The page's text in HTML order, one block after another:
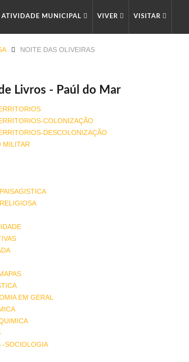
ATIVIDADE MUNICIPAL VIVER VISITAR
NOITE DAS OLIVEIRAS
Livros - Paúl do Mar
COLONIZAÇÃO
DESCOLONIZAÇÃO
MILITAR
EM GERAL
-SOCIOLOGIA